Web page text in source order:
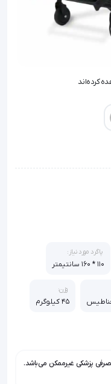
کرده‌اند
پاگرد مورد نیاز:
110 * 160 سانتیمتر
وزن:
45 کیلوگرم
پزشکی غیرممکن می‌باشد.